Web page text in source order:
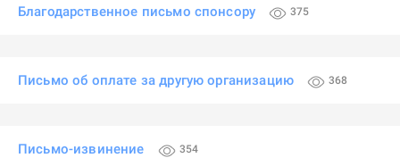
Благодарственное письмо спонсору 375
Письмо об оплате за другую организацию 368
Письмо-извинение 354